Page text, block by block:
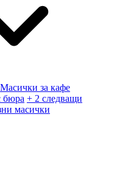
Масички за кафе
+ 2 следващи
масички